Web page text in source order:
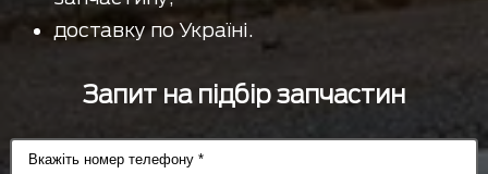
доставку по Україні.
Запит на підбір запчастин